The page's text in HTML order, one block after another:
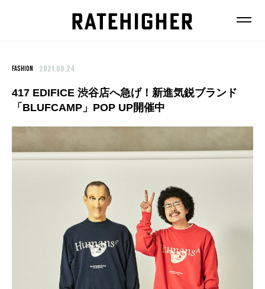
FEATURE
FASHION
BEAUTY
GOODS
FASHION 2021.08.24
417 EDIFICE 渋谷店へ急げ！新進気鋭ブランド
「BLUFCAMP」POP UP開催中